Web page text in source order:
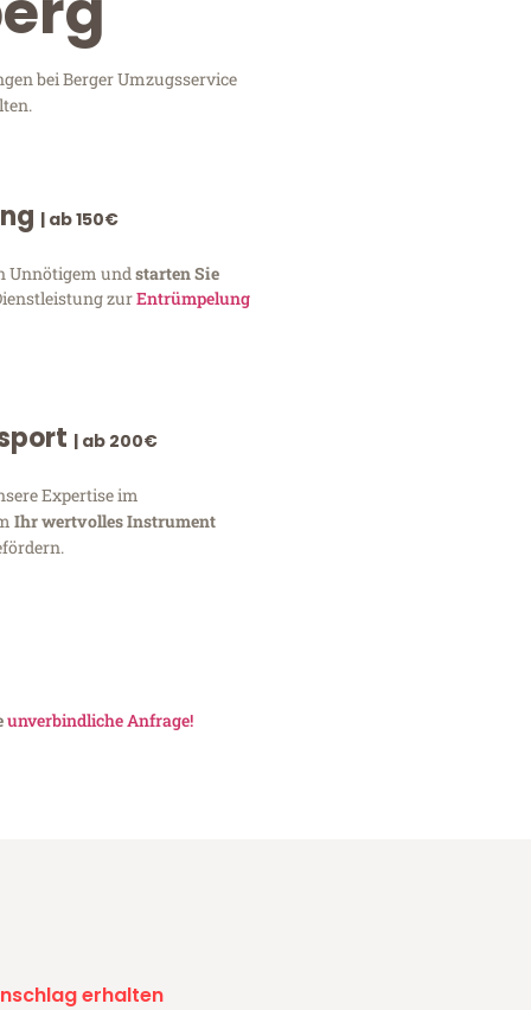
bei Berger Umzugsservice
| ab 150€
Unnötigem und starten Sie
zurEntrümpelung
| ab 200€
Expertise im
Ihr wertvolles Instrument
unverbindliche Anfrage!
erhalten